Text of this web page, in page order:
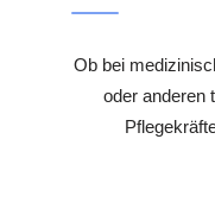
Ob bei
oder anderen